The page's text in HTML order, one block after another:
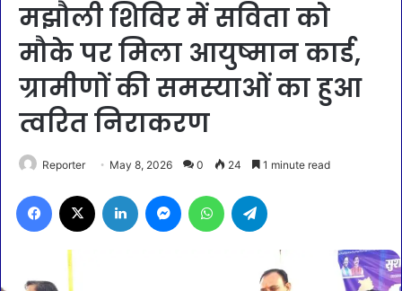
मझौली शिविर में सविता को
मौके पर मिला आयुष्मान कार्ड,
ग्रामीणों की समस्याओं का हुआ
त्वरित निराकरण
Reporter May 8, 2026 0 24 1 minute read
Facebook LinkedIn MessengerWhatsApp